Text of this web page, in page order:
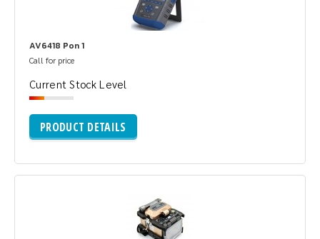
AV6418 Pon 1
Call for price
Current Stock Level
PRODUCT DETAILS